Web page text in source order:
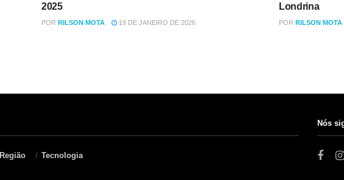
2025
POR RILSON MOTA 19 DE JANEIRO DE 2026
Londrina
POR RILSON MOTA
Região Tecnologia
Nós